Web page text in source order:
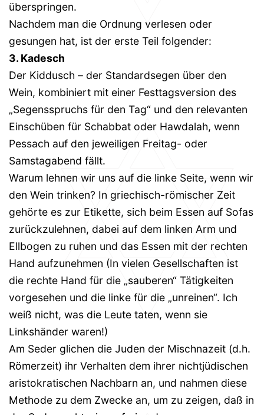
überspringen.
Nachdem man die Ordnung verlesen oder
gesungen hat, ist der erste Teil folgender:
3. Kadesch
Der Kiddusch – der Standardsegen über den
Wein, kombiniert mit einer Festtagsversion des
„Segensspruchs für den Tag“ und den relevanten
Einschüben für Schabbat oder Hawdalah, wenn
Pessach auf den jeweiligen Freitag- oder
Samstagabend fällt.
Warum lehnen wir uns auf die linke Seite, wenn wir
den Wein trinken? In griechisch-römischer Zeit
gehörte es zur Etikette, sich beim Essen auf Sofas
zurückzulehnen, dabei auf dem linken Arm und
Ellbogen zu ruhen und das Essen mit der rechten
Hand aufzunehmen (In vielen Gesellschaften ist
die rechte Hand für die „sauberen“ Tätigkeiten
vorgesehen und die linke für die „unreinen“. Ich
weiß nicht, was die Leute taten, wenn sie
Linkshänder waren!)
Am Seder glichen die Juden der Mischnazeit (d.h.
Römerzeit) ihr Verhalten dem ihrer nichtjüdischen
aristokratischen Nachbarn an, und nahmen diese
Methode zu dem Zwecke an, um zu zeigen, daß in